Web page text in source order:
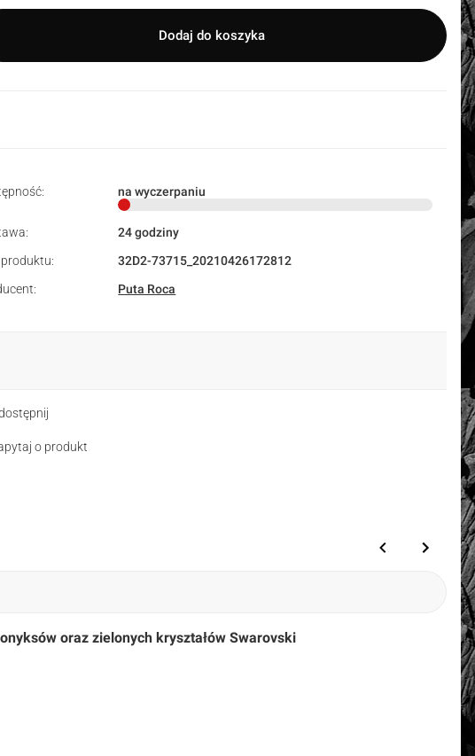
Dodaj do koszyka
na wyczerpaniu
24 godziny
32D2-73715_20210426172812
Puta Roca
o produkt
oraz zielonych kryształów Swarovski